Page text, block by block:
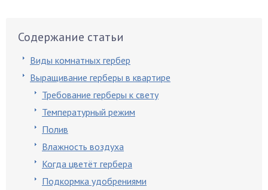
Содержание статьи
Виды комнатных гербер
Выращивание герберы в квартире
Требование герберы к свету
Температурный режим
Полив
Влажность воздуха
Когда цветёт гербера
Подкормка удобрениями